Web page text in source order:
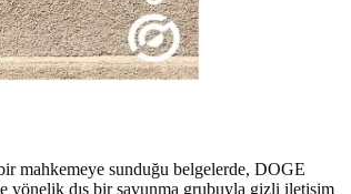
mahkemeye sunduğu belgelerde, DOGE
yönelik dış bir savunma grubuyla gizli iletişim